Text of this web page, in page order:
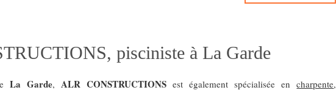
pisciniste à La Garde
La Garde,ALR CONSTRUCTIONS est également spécialisée encharpente,